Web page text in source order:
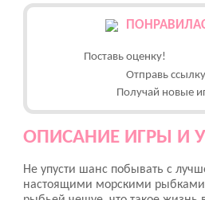
Поставь оценку!
Отправь
Получай новые
ОПИСАНИЕ ИГРЫ И
Не упусти шанс побывать с
настоящими морскими рыбками